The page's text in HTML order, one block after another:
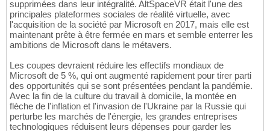
supprimées dans leur intégralité. AltSpaceVR était l'une des
principales plateformes sociales de réalité virtuelle, avec
l'acquisition de la société par Microsoft en 2017, mais elle est
maintenant prête à être fermée en mars et semble enterrer les
ambitions de Microsoft dans le métavers.
Les coupes devraient réduire les effectifs mondiaux de
Microsoft de 5 %, qui ont augmenté rapidement pour tirer parti
des opportunités qui se sont présentées pendant la pandémie.
Avec la fin de la culture du travail à domicile, la montée en
flèche de l'inflation et l'invasion de l'Ukraine par la Russie qui
perturbe les marchés de l'énergie, les grandes entreprises
technologiques réduisent leurs dépenses pour garder les